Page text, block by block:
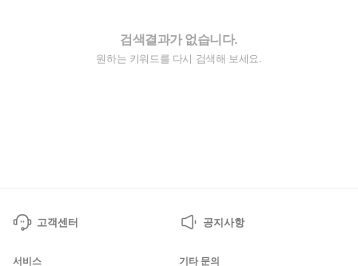
검색결과가 없습니다.
원하는 키워드를 다시 검색해 보세요.
고객센터 공지사항
서비스 기타 문의